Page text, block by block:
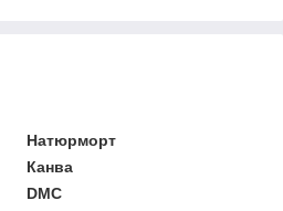
Натюрморт
Канва
DMC